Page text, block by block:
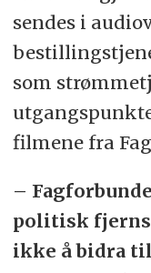
sendes i
som
filmene fra
–
politisk
ikke å bidra